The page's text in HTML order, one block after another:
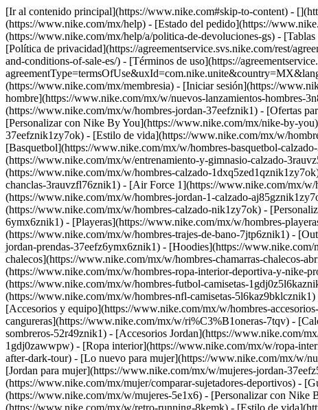
[Ir al contenido principal](https://www.nike.com#skip-to-content) -
(https://www.nike.com/mx/help) - [Estado del pedido](https://
(https://www.nike.com/mx/help/a/politica-de-devoluciones-gs) -
[Política de privacidad](https://agreementservice.svs.nike.com/rest/
and-conditions-of-sale-es/) - [Términos de uso](https://
(https://www.nike.com/mx/membresia) - [Iniciar sesión](https://
hombre](https://www.nike.com/mx/w/nuevos-lanzamientos-hombres-
(https://www.nike.com/mx/w/hombres-jordan-37eefznik1) - [Ofertas
[Personalizar con Nike By You](https://www.nike.com/mx/nike-by-you)
37eefznik1zy7ok) - [Estilo de vida](https://www.nike.com/mx/w/
[Basquetbol](https://www.nike.com/mx/w/hombres-basquetbol-
(https://www.nike.com/mx/w/entrenamiento-y-gimnasio-calzado-
(https://www.nike.com/mx/w/hombres-calzado-
chanclas-3rauvzfl76znik1) - [Air Force 1](https://www.nike.com/mx/
(https://www.nike.com/mx/w/hombres-jordan-1-calzado-
(https://www.nike.com/mx/w/hombres-calzado-nik1zy7ok) -
6ymx6znik1) - [Playeras](https://www.nike.com/mx/w/hombres-
(https://www.nike.com/mx/w/hombres-trajes-de-bano-7jtp6znik1) -
jordan-prendas-37eefz6ymx6znik1) - [Hoodies](https://
chalecos](https://www.nike.com/mx/w/hombres-chamarras-chalecos-
(https://www.nike.com/mx/w/hombres-ropa-interior-deportiva-y-nike-
(https://www.nike.com/mx/w/hombres-futbol-camisetas-
(https://www.nike.com/mx/w/hombres-nfl-camisetas-
[Accesorios y equipo](https://www.nike.com/mx/w/hombres-
cangureras](https://www.nike.com/mx/w/ri%C3%B1oneras-7tqv) -
sombreros-52r49znik1) - [Accesorios Jordan](https://www.nike.com/
1gdj0zawwpw) - [Ropa interior](https://www.nike.com/mx/w/ropa-
after-dark-tour) - [Lo nuevo para mujer](https://www.nike.com/mx/w/
[Jordan para mujer](https://www.nike.com/mx/w/mujeres-jordan-
(https://www.nike.com/mx/mujer/comparar-sujetadores-deportivos) -
(https://www.nike.com/mx/w/mujeres-5e1x6) - [Personalizar con
(https://www.nike.com/mx/w/retro-running-8kemk) - [Estilo de